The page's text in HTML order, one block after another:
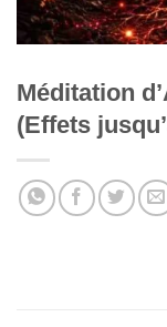
Méditation
(Effets